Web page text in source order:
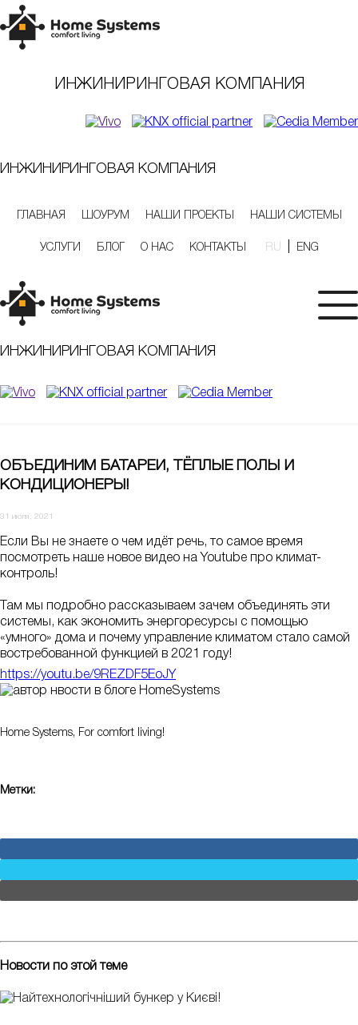
ИНЖИНИРИНГОВАЯ КОМПАНИЯ
ИНЖИНИРИНГОВАЯ КОМПАНИЯ
ГЛАВНАЯ ШОУРУМ НАШИ ПРОЕКТЫ НАШИ СИСТЕМЫ
УСЛУГИ БЛОГ О НАС КОНТАКТЫ RU ENG
ИНЖИНИРИНГОВАЯ КОМПАНИЯ
ОБЪЕДИНИМ БАТАРЕИ, ТЁПЛЫЕ ПОЛЫ И
КОНДИЦИОНЕРЫ!
31 июля, 2021
Если Вы не знаете о чем идёт речь, то самое время
посмотреть наше новое видео на Youtube про климат-
контроль!
Там мы подробно рассказываем зачем объединять эти
системы, как экономить энергоресурсы с помощью
«умного» дома и почему управление климатом стало самой
востребованной функцией в 2021 году!
https://youtu.be/9REZDF5EoJY
Home Systems, For comfort living!
Метки:
Новости по этой теме